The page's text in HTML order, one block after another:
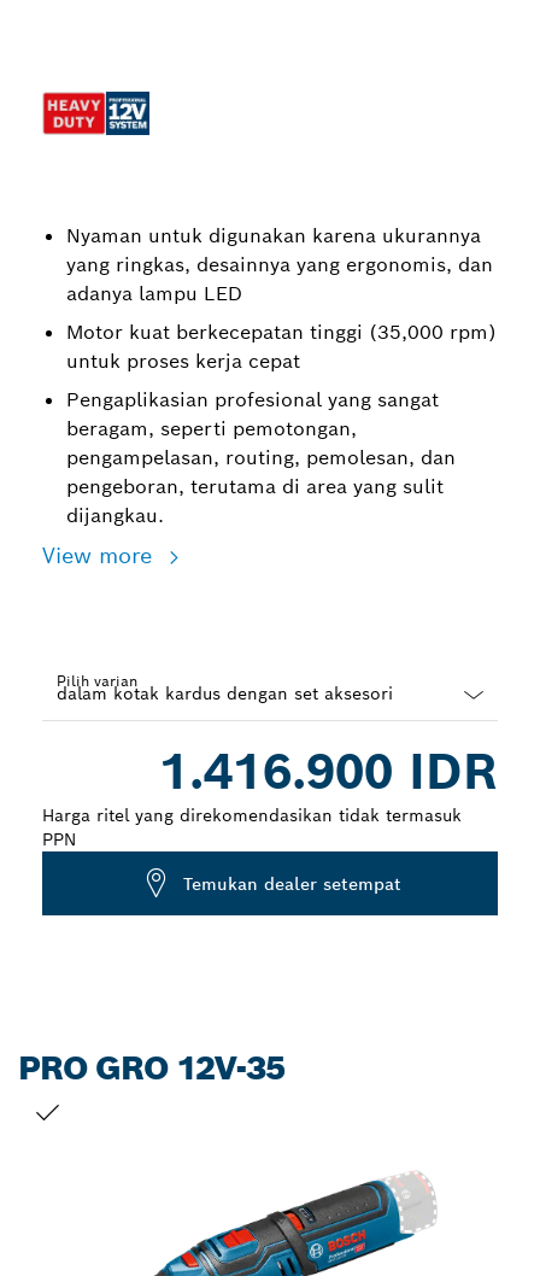
Nyaman untuk digunakan karena ukurannya
yang ringkas, desainnya yang ergonomis, dan
adanya lampu LED
Motor kuat berkecepatan tinggi (35,000 rpm)
untuk proses kerja cepat
Pengaplikasian profesional yang sangat
beragam, seperti pemotongan,
pengampelasan, routing, pemolesan, dan
pengeboran, terutama di area yang sulit
dijangkau.
View more
Pilih varian
1.416.900 IDR
Harga ritel yang direkomendasikan tidak termasuk
PPN
Temukan dealer setempat
PRO GRO 12V-35